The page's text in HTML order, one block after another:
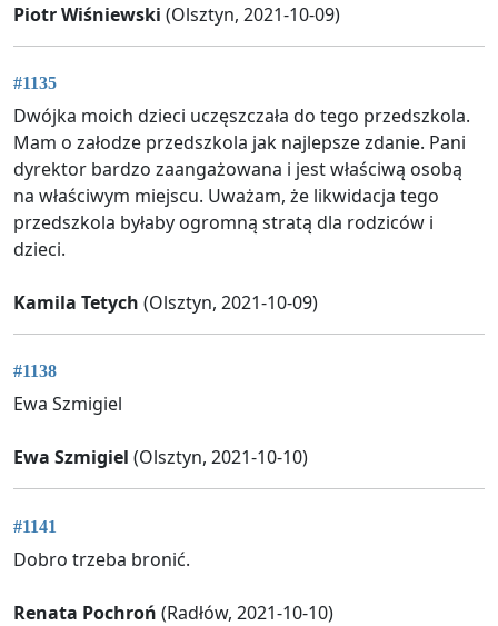
Piotr Wiśniewski (Olsztyn, 2021-10-09)
#1135
Dwójka moich dzieci uczęszczała do tego przedszkola.
Mam o załodze przedszkola jak najlepsze zdanie. Pani
dyrektor bardzo zaangażowana i jest właściwą osobą
na właściwym miejscu. Uważam, że likwidacja tego
przedszkola byłaby ogromną stratą dla rodziców i
dzieci.
Kamila Tetych (Olsztyn, 2021-10-09)
#1138
Ewa Szmigiel
Ewa Szmigiel (Olsztyn, 2021-10-10)
#1141
Dobro trzeba bronić.
Renata Pochroń (Radłów, 2021-10-10)